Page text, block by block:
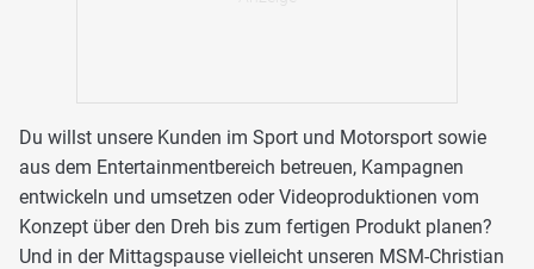
Du willst unsere Kunden im Sport und Motorsport sowie
aus dem Entertainmentbereich betreuen, Kampagnen
entwickeln und umsetzen oder Videoproduktionen vom
Konzept über den Dreh bis zum fertigen Produkt planen?
Und in der Mittagspause vielleicht unseren MSM-Christian